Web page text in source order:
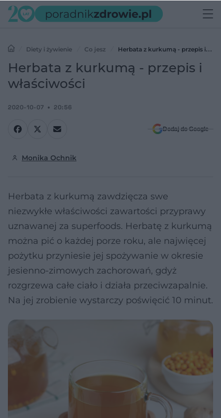
Diety i żywienie Co jesz
Herbata z kurkumą - przepis i
właściwości
Herbata z kurkumą - przepis i
właściwości
2020-10-07 20:56
Dodaj do Google
Monika Ochnik
Herbata z kurkumą zawdzięcza swe
niezwykłe właściwości zawartości przyprawy
uznawanej za superfoods. Herbatę z kurkumą
można pić o każdej porze roku, ale najwięcej
pożytku przyniesie jej spożywanie w okresie
jesienno-zimowych zachorowań, gdyż
rozgrzewa całe ciało i działa przeciwzapalnie.
Na jej zrobienie wystarczy poświęcić 10 minut.